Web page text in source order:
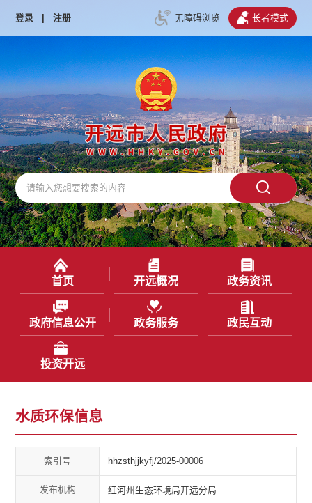
登录 | 注册 无障碍浏览 长者模式
首页 开远概况 政务资讯
政府信息公开 政务服务 政民互动
投资开远
水质环保信息
索引号 hhzsthjjkyfj/2025-00006
发布机构 红河州生态环境局开远分局